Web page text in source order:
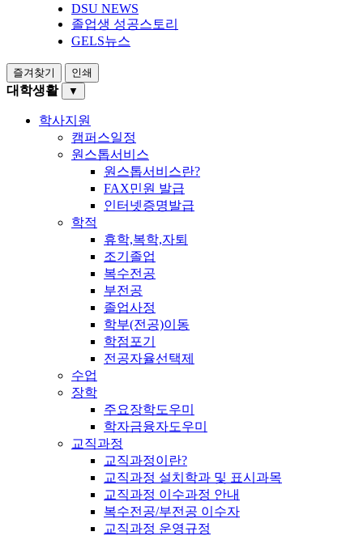
DSU NEWS
졸업생 성공스토리
GELS뉴스
즐겨찾기 인쇄
대학생활 ▼
학사지원
캠퍼스일정
원스톱서비스
원스톱서비스란?
FAX민원 발급
인터넷증명발급
학적
휴학,복학,자퇴
조기졸업
복수전공
부전공
졸업사정
학부(전공)이동
학점포기
전공자율선택제
수업
장학
주요장학도우미
학자금융자도우미
교직과정
교직과정이란?
교직과정 설치학과 및 표시과목
교직과정 이수과정 안내
복수전공/부전공 이수자
교직과정 운영규정